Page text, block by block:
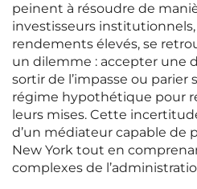
peinent à résoudre de
investisseurs
rendements élevés, se
un dilemme : accepter une
sortir de l’impasse ou
régime hypothétique pour
leurs mises. Cette
d’un médiateur capable de
New York tout en
complexes de